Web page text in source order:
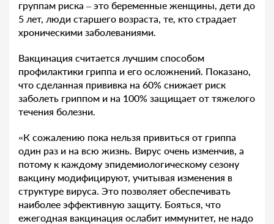
группам риска – это беременные женщины, дети до
5 лет, люди старшего возраста, те, кто страдает
хроническими заболеваниями.
Вакцинация считается лучшим способом
профилактики гриппа и его осложнений. Показано,
что сделанная прививка на 60% снижает риск
заболеть гриппом и на 100% защищает от тяжелого
течения болезни.
«К сожалению пока нельзя привиться от гриппа
один раз и на всю жизнь. Вирус очень изменчив, а
потому к каждому эпидемиологическому сезону
вакцину модифицируют, учитывая изменения в
структуре вируса. Это позволяет обеспечивать
наиболее эффективную защиту. Бояться, что
ежегодная вакцинация ослабит иммунитет, не надо